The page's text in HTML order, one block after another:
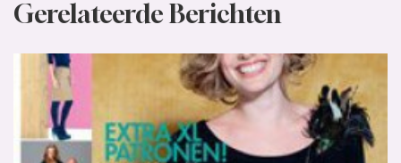
Knipmode November
De nieuwe Knipmode ligt in de winkel, met deze maand